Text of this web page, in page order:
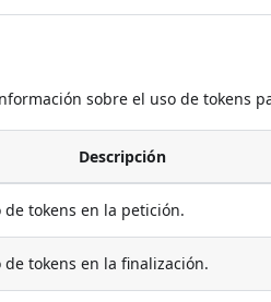
sobre el uso de tokens
Descripción
de tokens en la petición.
de tokens en la finalización.